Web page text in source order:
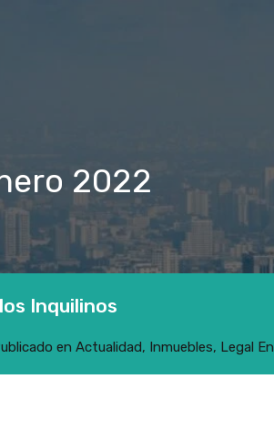
2022
Inquilinos
en Actualidad, Inmuebles, Legal En